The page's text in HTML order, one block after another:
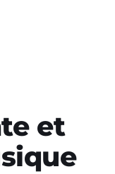
et